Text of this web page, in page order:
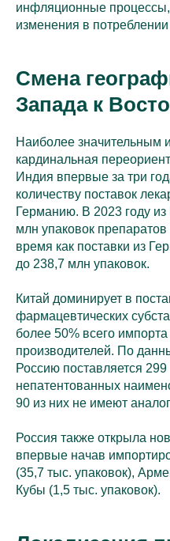
инфляционные процессы,
изменения в потреблении
Смена
Запада к
Наиболее значительным
кардинальная
Индия впервые за три
количеству поставок
Германию. В 2023 году
млн упаковок препаратов
время как поставки из
до 238,7 млн упаковок.
Китай доминирует в
фармацевтических
более 50% всего
производителей. По
Россию поставляется
непатентованных
90 из них не имеют
Россия также открыла
впервые начав
(35,7 тыс. упаковок),
Кубы (1,5 тыс. упаковок).